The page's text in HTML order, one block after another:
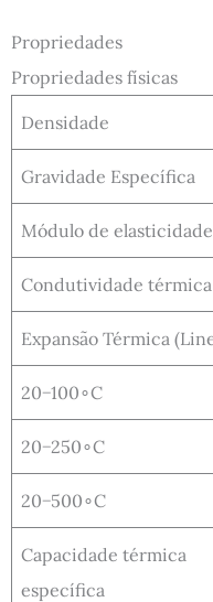
Propriedades
Propriedades físicas
Densidade
Gravidade Específica
Módulo de elasticidade
Condutividade térmica
Expansão Térmica
20−100∘C
20−250∘C
20−500∘C
Capacidade térmica
específica